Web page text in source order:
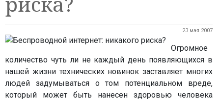
23 мая 2007
Огромное
количество чуть ли не каждый день появляющихся в
нашей жизни технических новинок заставляет многих
людей задумываться о том потенциальном вреде,
который может быть нанесен здоровью человека